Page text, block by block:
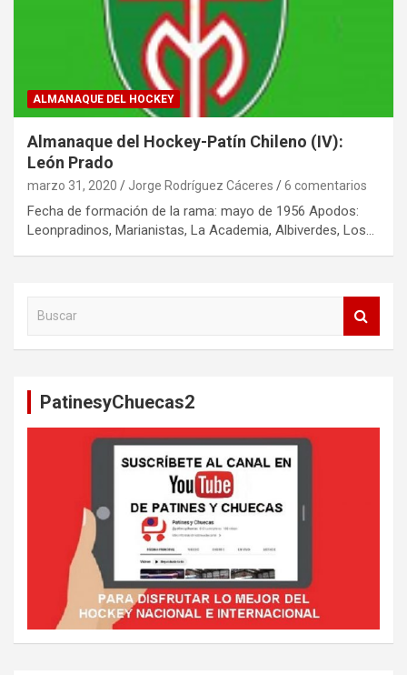
ALMANAQUE DEL HOCKEY
Almanaque del Hockey-Patín Chileno (IV):
León Prado
marzo 31, 2020 Jorge Rodríguez Cáceres 6 comentarios
Fecha de formación de la rama: mayo de 1956 Apodos:
Leonpradinos, Marianistas, La Academia, Albiverdes, Los…
PatinesyChuecas2